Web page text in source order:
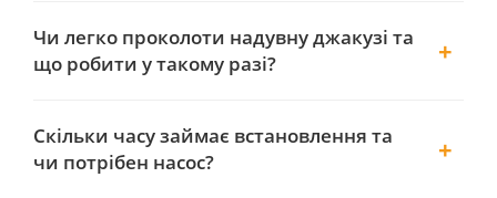
Чи легко проколоти надувну джакузі та
що робити у такому разі?
Скільки часу займає встановлення та
чи потрібен насос?